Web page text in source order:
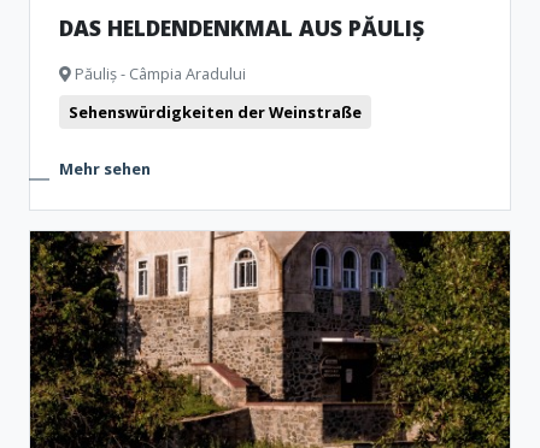
DAS HELDENDENKMAL AUS PĂULIȘ
Păuliș - Câmpia Aradului
Sehenswürdigkeiten der Weinstraße
Mehr sehen